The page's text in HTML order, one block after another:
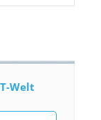
Welt